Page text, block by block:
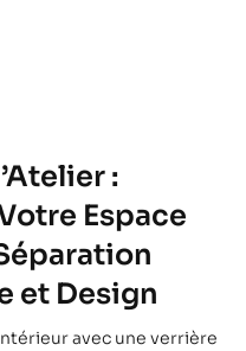
:
Espace
et Design
avec une verrière